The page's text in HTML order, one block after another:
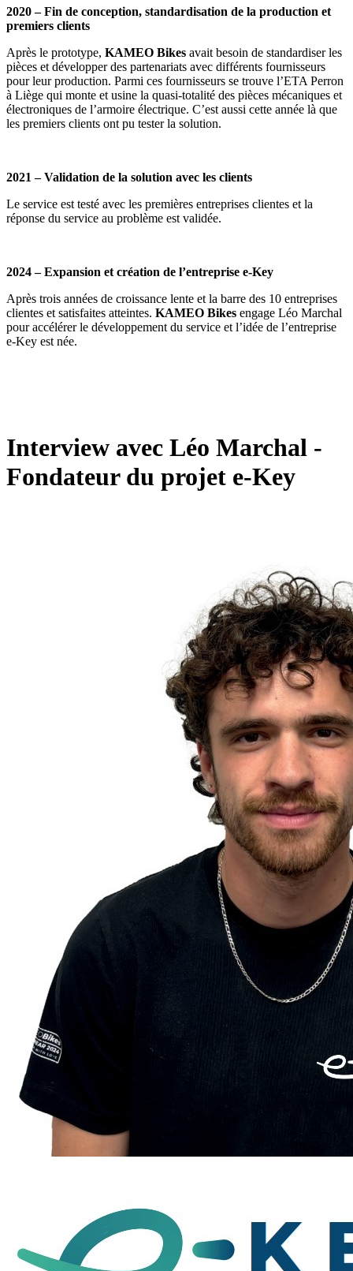
2020 – Fin de conception, standardisation de la production et
premiers clients
Après le prototype, KAMEO Bikes avait besoin de standardiser les
pièces et développer des partenariats avec différents fournisseurs
pour leur production. Parmi ces fournisseurs se trouve l’ETA Perron
à Liège qui monte et usine la quasi-totalité des pièces mécaniques et
électroniques de l’armoire électrique. C’est aussi cette année là que
les premiers clients ont pu tester la solution.
2021 – Validation de la solution avec les clients
Le service est testé avec les premières entreprises clientes et la
réponse du service au problème est validée.
2024 – Expansion et création de l’entreprise e-Key
Après trois années de croissance lente et la barre des 10 entreprises
clientes et satisfaites atteintes. KAMEO Bikes engage Léo Marchal
pour accélérer le développement du service et l’idée de l’entreprise
e-Key est née.
Interview avec Léo Marchal -
Fondateur du projet e-Key